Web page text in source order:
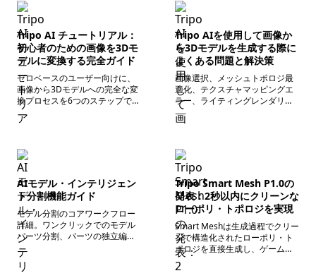
生成モデルH3.1は、視覚品質を
犠牲にすることなく、ゲームの
主人公アセット、マーケティン
グキービジュアル、高詳細レン
ダリング、3Dプリントなどのシ
ーンに適したプロダクション級
の高詳細3Dアセットを、より迅
速に生成することを可能にしま
す。
Tripo AI チュートリアル：
初心者のための画像を3Dモ
デルに変換する完全ガイド
ゼロベースのユーザー向けに、
画像から3Dモデルへの完全な変
換プロセスを6つのステップで詳
細に解説します。
Tripo AIを使用して画像か
ら3Dモデルを生成する際に
よくある問題と解決策
画像選択、メッシュトポロジ最
適化、テクスチャマッピングエ
ラー、ライティングレンダリン
グ、形式の互換性の問題を体系
的に整理。
AIモデル・インテリジェン
ト分割機能ガイド
モデル分割のコアワークフロー
詳細。ワンクリックでのモデル
パーツ分割、パーツの独立編集
と統合、分割後のモデルの二次
最適化、編集可能ファイルの書
き出しに関する全行程の操作基
Tripo Smart Mesh P1.0の
発表：2秒以内にクリーンな
ローポリ・トポロジを実現
Smart Meshは生成過程でクリー
ンで構造化されたローポリ・ト
ポロジを直接生成し、ゲーム、
XR、インタラクティブアプリケ
ーションでアセットを使いやす